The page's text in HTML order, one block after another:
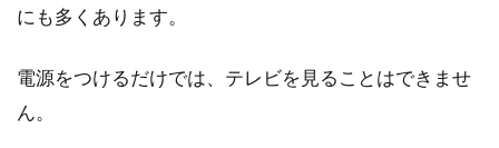
にも多くあります。
電源をつけるだけでは、テレビを見ることはできませ
ん。